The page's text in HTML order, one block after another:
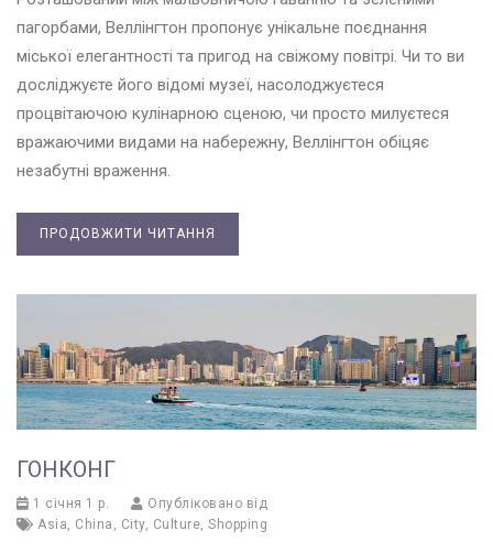
пагорбами, Веллінгтон пропонує унікальне поєднання
міської елегантності та пригод на свіжому повітрі. Чи то ви
досліджуєте його відомі музеї, насолоджуєтеся
процвітаючою кулінарною сценою, чи просто милуєтеся
вражаючими видами на набережну, Веллінгтон обіцяє
незабутні враження.
ПРОДОВЖИТИ ЧИТАННЯ
ГОНКОНГ
1 січня 1 р.
Опубліковано від
Asia, China , City, Culture, Shopping